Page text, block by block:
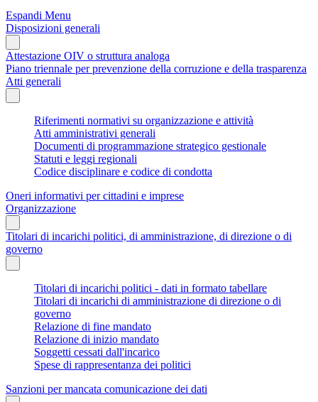
Espandi Menu
Disposizioni generali
Attestazione OIV o struttura analoga
Piano triennale per prevenzione della corruzione e della trasparenza
Atti generali
Riferimenti normativi su organizzazione e attività
Atti amministrativi generali
Documenti di programmazione strategico gestionale
Statuti e leggi regionali
Codice disciplinare e codice di condotta
Oneri informativi per cittadini e imprese
Organizzazione
Titolari di incarichi politici, di amministrazione, di direzione o di
governo
Titolari di incarichi politici - dati in formato tabellare
Titolari di incarichi di amministrazione di direzione o di
governo
Relazione di fine mandato
Relazione di inizio mandato
Soggetti cessati dall'incarico
Spese di rappresentanza dei politici
Sanzioni per mancata comunicazione dei dati